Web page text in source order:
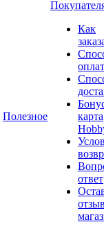
Полезное
Как
карта
ответ